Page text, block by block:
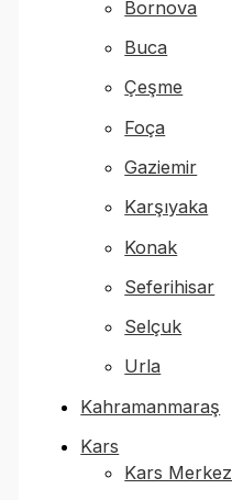
Bornova
Buca
Çeşme
Foça
Gaziemir
Karşıyaka
Konak
Seferihisar
Selçuk
Urla
Kahramanmaraş
Kars
Kars Merkez